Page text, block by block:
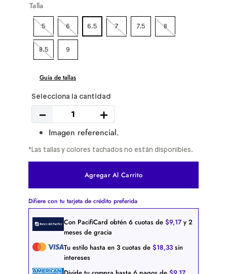
Talla
5 6 6.5 7 7.5 8
8.5 9
Guía de tallas
＋
－
Imagen referencial.
*Las tallas y colores tachados no están disponibles.
Agregar Al Carrito
Difiere con tu tarjeta de crédito preferida
Con PacifiCard obtén 6 cuotas de $9,17 y 2
meses de gracia
Tu estilo hasta en 3 cuotas de $18,33 sin
intereses